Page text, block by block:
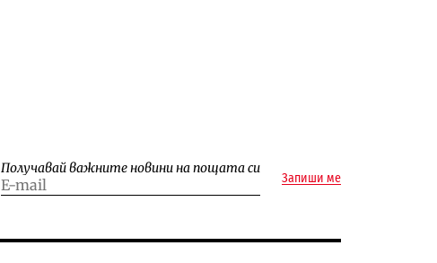
Получавай важните новини на пощата си
Запиши ме